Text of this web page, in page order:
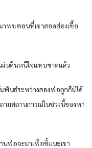
าพบตอนที่เขาสอดส่องเชื้อ
นดินหนีใจแทบขาดแล้ว
มพันธ์ระหว่างสองพ่อลูกก็มิได้
ามสถานการณ์ในช่วงนี้ของหา
นพ่อจะมาเพื่อชี้แนะเขา